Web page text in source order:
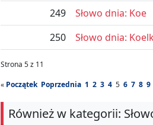
249
Słowo dnia: Koe
250
Słowo dnia:
Strona 5 z 11
« Początek Poprzednia 1 2 3 4 5 6 7 8 9
Również w kategorii: